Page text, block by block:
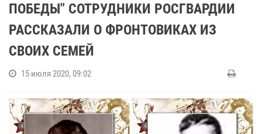
ПОБЕДЫ" СОТРУДНИКИ РОСГВАРДИИ
РАССКАЗАЛИ О ФРОНТОВИКАХ ИЗ
СВОИХ СЕМЕЙ
15 июля 2020, 09:02